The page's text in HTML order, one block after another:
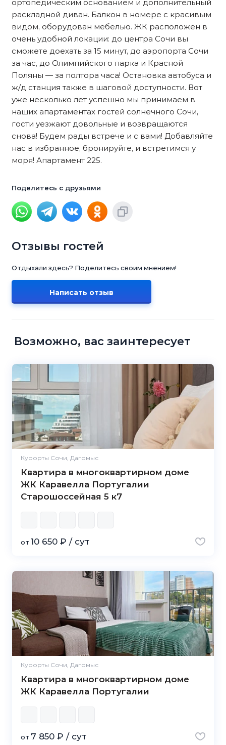
ортопедическим основанием и дополнительный
раскладной диван. Балкон в номере с красивым
видом, оборудован мебелью. ЖК расположен в
очень удобной локации: до центра Сочи вы
сможете доехать за 15 минут, до аэропорта Сочи
за час, до Олимпийского парка и Красной
Поляны — за полтора часа! Остановка автобуса и
ж/д станция также в шаговой доступности. Вот
уже несколько лет успешно мы принимаем в
наших апартаментах гостей солнечного Сочи,
гости уезжают довольные и возвращаются
снова! Будем рады встрече и с вами! Добавляйте
нас в избранное, бронируйте, и встретимся у
моря! Апартамент 225.
Поделитесь с друзьями
Отзывы гостей
Отдыхали здесь? Поделитесь своим мнением!
Написать отзыв
Возможно, вас заинтересует
Курорты Сочи, Дагомыс
Квартира в многоквартирном доме
ЖК Каравелла Португалии
Старошоссейная 5 к7
от 10 650 ₽ / сут
Курорты Сочи, Дагомыс
Квартира в многоквартирном доме
ЖК Каравелла Португалии
от 7 850 ₽ / сут